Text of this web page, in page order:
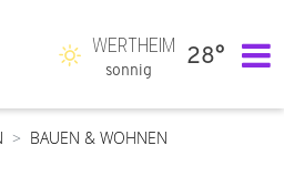
WERTHEIM
sonnig
28°
BAUEN & WOHNEN